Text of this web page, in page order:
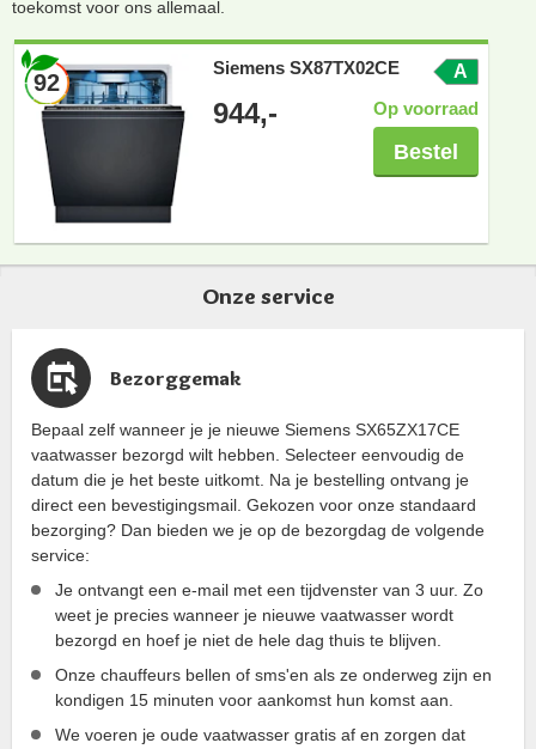
toekomst voor ons allemaal.
92
Siemens SX87TX02CE A
944,- Op voorraad
Bestel
Onze service
Bezorggemak
Bepaal zelf wanneer je je nieuwe Siemens SX65ZX17CE
vaatwasser bezorgd wilt hebben. Selecteer eenvoudig de
datum die je het beste uitkomt. Na je bestelling ontvang je
direct een bevestigingsmail. Gekozen voor onze standaard
bezorging? Dan bieden we je op de bezorgdag de volgende
service:
Je ontvangt een e-mail met een tijdvenster van 3 uur. Zo
weet je precies wanneer je nieuwe vaatwasser wordt
bezorgd en hoef je niet de hele dag thuis te blijven.
Onze chauffeurs bellen of sms'en als ze onderweg zijn en
kondigen 15 minuten voor aankomst hun komst aan.
We voeren je oude vaatwasser gratis af en zorgen dat